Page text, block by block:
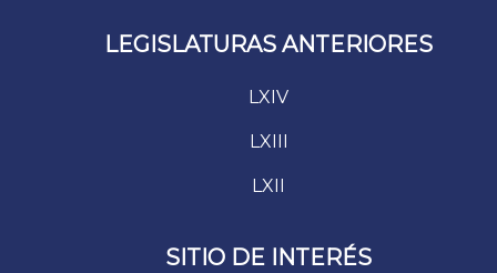
LEGISLATURAS ANTERIORES
LXIV
LXIII
LXII
SITIO DE INTERÉS